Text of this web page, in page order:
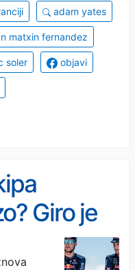
adam yates
matxin fernandez
soler objavi
Giro je